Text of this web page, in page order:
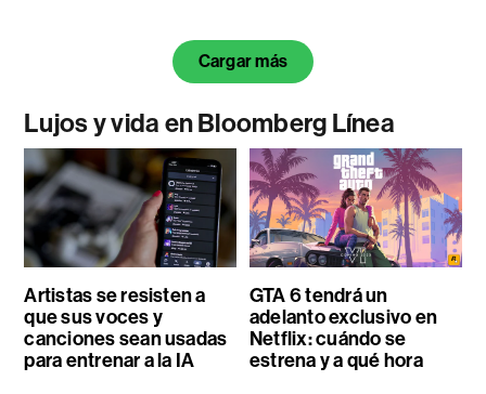
Cargar más
Lujos y vida en Bloomberg Línea
Artistas se resisten a
que sus voces y
canciones sean usadas
para entrenar a la IA
GTA 6 tendrá un
adelanto exclusivo en
Netflix: cuándo se
estrena y a qué hora